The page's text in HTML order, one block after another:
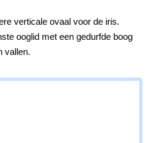
verticale ovaal voor de iris.
ooglid met een gedurfde boog
vallen.